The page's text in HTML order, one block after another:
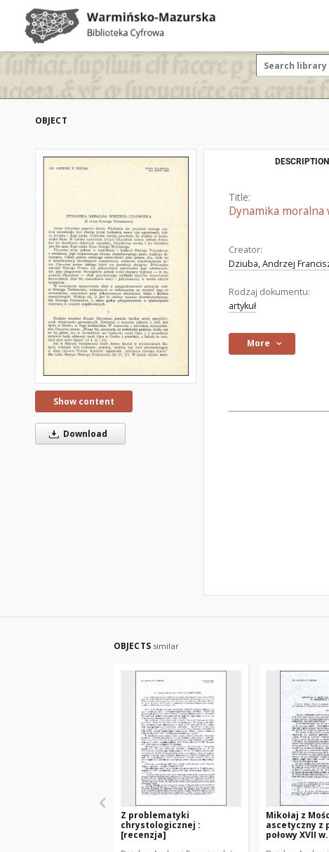
OBJECT
Show content
Download
DESCRIPTION
Title:
Dynamika moralna
Creator:
Dziuba, Andrzej
Rodzaj dokumentu:
artykuł
More
OBJECTS similar
Z problematyki
chrystologicznej :
[recenzja]
Mikołaj z
ascetyczny z
połowy XVII w.